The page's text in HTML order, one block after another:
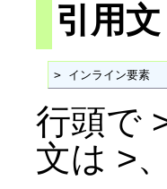
引用文
> インライン要素
行頭で
文は >